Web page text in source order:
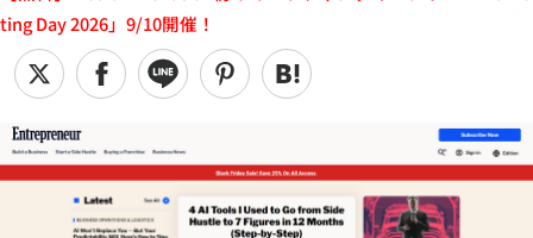
ting Day 2026」9/10開催！